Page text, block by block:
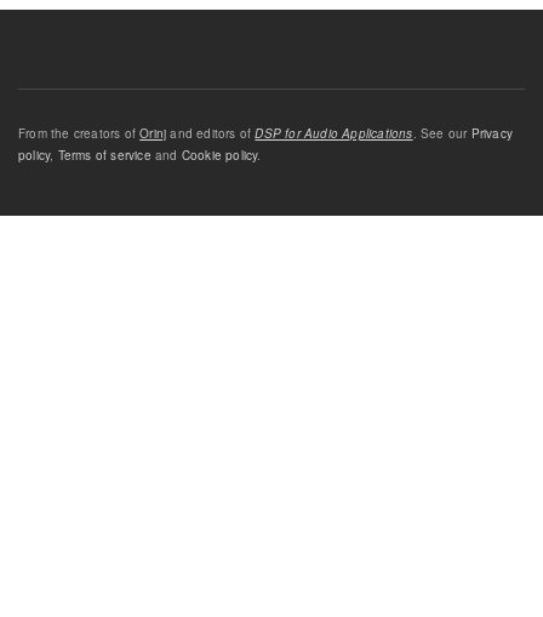
From the creators ofOrinj and editors ofDSP for Audio Applications. See our Privacy
policy, Terms of service and Cookie policy.